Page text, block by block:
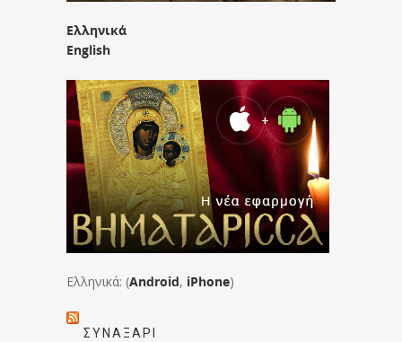
Ελληνικά
English
Ελληνικά: (Android, iPhone)
ΣΥΝΑΞΆΡΙ